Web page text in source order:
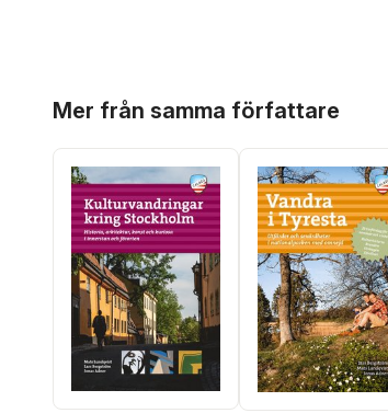
Mer från samma författare